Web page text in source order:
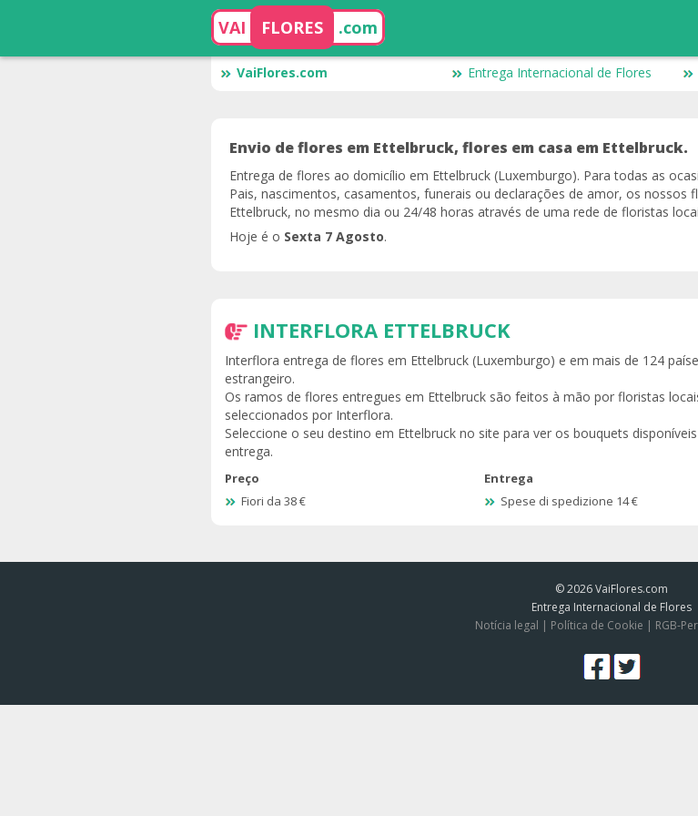
VAI FLORES .com
VaiFlores.com Entrega Internacional de Flores
Envio de flores em Ettelbruck, flores em casa em Ettelbruck.
Entrega de flores ao domicílio em Ettelbruck (Luxemburgo). Para todas as
Pais, nascimentos, casamentos, funerais ou declarações de amor, os nossos
Ettelbruck, no mesmo dia ou 24/48 horas através de uma rede de floristas
Hoje é o Sexta 7 Agosto.
INTERFLORA ETTELBRUCK
Interflora entrega de flores em Ettelbruck (Luxemburgo) e em mais de 124
estrangeiro.
Os ramos de flores entregues em Ettelbruck são feitos à mão por floristas
seleccionados por Interflora.
Seleccione o seu destino em Ettelbruck no site para ver os bouquets
entrega.
Preço
Fiori da 38 €
Entrega
Spese di spedizione 14 €
© 2026VaiFlores.com
Entrega Internacional de Flores
Notícia legal | Política de Cookie | RGB-